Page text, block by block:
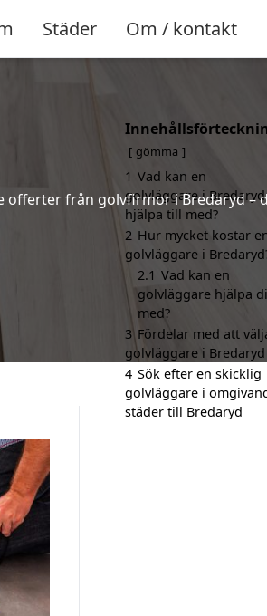
Städer Om / kontakt
offerter från golvfirmor i Bredaryd –
gömma
1 Vad kan en
golvläggare i Bredaryd
hjälpa till med?
2 Hur mycket kostar
golvläggare i
2.1 Vad kan en
golvläggare hjälpa
med?
3 Fördelar med att
golvläggare i Bredaryd
4 Sök efter en skicklig
golvläggare i
städer till Bredaryd